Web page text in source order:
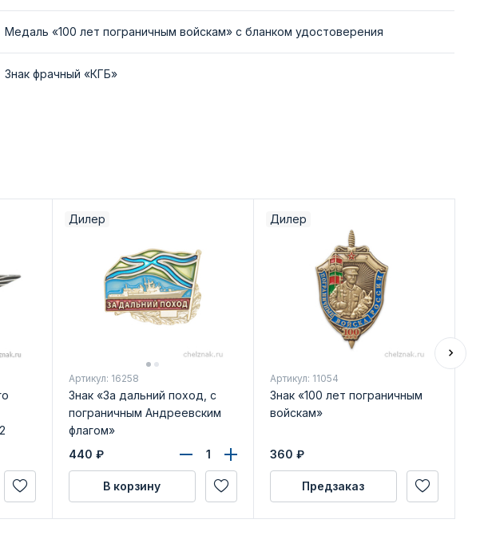
Медаль «100 лет пограничным войскам» с бланком удостоверения
Знак фрачный «КГБ»
Дилер
Артикул: 16258
Знак «За дальний поход, с
пограничным Андреевским
флагом»
440 ₽
В корзину
Дилер
Артикул: 11054
Знак «100 лет пограничным
войскам»
360 ₽
Предзаказ